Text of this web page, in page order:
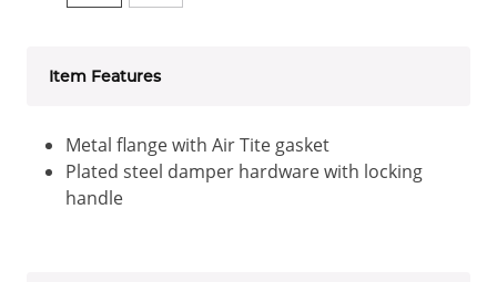
Item Features
Metal flange with Air Tite gasket
Plated steel damper hardware with locking
handle